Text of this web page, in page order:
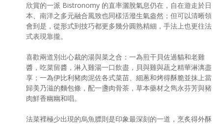
欣賞的一派 Bistronomy 的直率灑脫氣息仍在，自在遊走於日
本、南洋之多元融合風致也同樣活潑生氣盎然；但可以清晰領
會到是，從形式到技巧都更多幾分圓熟精細，手法上也更往法
式表現靠攏。
喜歡兩道別出心裁的湯與菜之合：一為煎干貝佐過貓和老雞
醬，吃菜留醬，淋入雞湯一口飲盡，貝與雞與蔬之精華淋漓盡
享；一為伊比利豬肉泥佐各式菜苗、細蔥和烤得酥脆並抹上當
歸美乃滋的麵包條，配一盞肉骨茶，草本藥材之雋永芬芳與豬
肉鮮香幽幽和唱。
法菜裡極少出現的烏魚膘則是印象最深刻的一道，烹炙得外酥